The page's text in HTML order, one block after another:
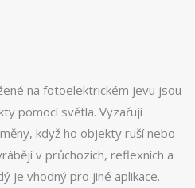
na fotoelektrickém jevu jsou
pomocí světla. Vyzařují
když ho objekty ruší nebo
v průchozích, reflexních a
je vhodný pro jiné aplikace.